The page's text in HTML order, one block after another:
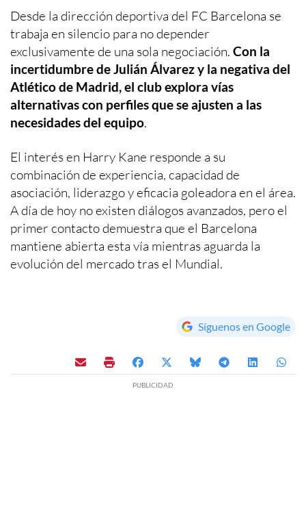
Desde la dirección deportiva del FC Barcelona se
trabaja en silencio para no depender
exclusivamente de una sola negociación. Con la
incertidumbre de Julián Álvarez y la negativa del
Atlético de Madrid, el club explora vías
alternativas con perfiles que se ajusten a las
necesidades del equipo.
El interés en Harry Kane responde a su
combinación de experiencia, capacidad de
asociación, liderazgo y eficacia goleadora en el área.
A día de hoy no existen diálogos avanzados, pero el
primer contacto demuestra que el Barcelona
mantiene abierta esta vía mientras aguarda la
evolución del mercado tras el Mundial.
Síguenos en Google